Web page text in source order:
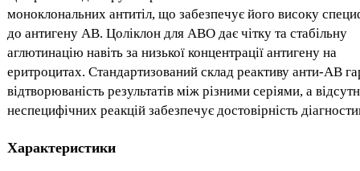
моноклональних антитіл, що забезпечує його високу
до антигену АВ. Цоліклон для АВО дає чітку та стабільну
аглютинацію навіть за низької концентрації антигену на
еритроцитах. Стандартизований склад реактиву анти-АВ
відтворюваність результатів між різними серіями, а
неспецифічних реакцій забезпечує достовірність
Характеристики